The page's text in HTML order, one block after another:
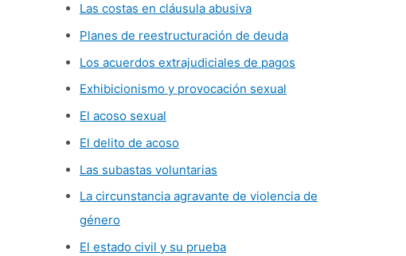
Las costas en cláusula abusiva
Planes de reestructuración de deuda
Los acuerdos extrajudiciales de pagos
Exhibicionismo y provocación sexual
El acoso sexual
El delito de acoso
Las subastas voluntarias
La circunstancia agravante de violencia de
género
El estado civil y su prueba